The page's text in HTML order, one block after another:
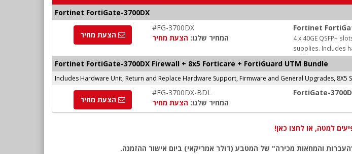
Fortinet FortiGate-3700DX
Fortinet
4 x 40GE QSFP+
supplies. Includes
#FG-3700DX
המחיר שלנו: הצעת מחיר הצעת מחיר
Fortinet FortiGate-3700DX Firewall + 8x5 Forticare + FortiGuard UTM Bundle
Includes Hardware Unit, Return and Replace Hardware Support, Firmware and General Upgrades,
FortiGate-
#FG-3700DX-BDL
המחיר שלנו: הצעת מחיר הצעת מחיר
למטה, או לחצו כאן!
והמחאות מכירה" של המטבע (דולר אמריקאי) ביום אישור ההזמנה.